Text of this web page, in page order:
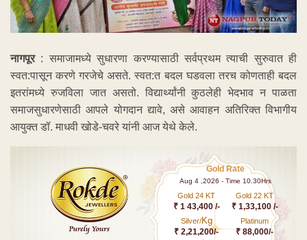
नागपूर : समाजामध्ये सुधारणा करण्यासाठी सर्वप्रथम त्याची सुरुवात ही
स्वत:पासून करणे गरजेचे असते. स्वत:त बदल घडवला तरच कोणताही बदल
इतरांमध्ये रुजविला जात असतो. विद्यार्थ्यांनी कुठलेही भेदभाव न पाळता
समाजसुधारणेसाठी आपले योगदान द्यावे, असे आवाहन अतिरिक्त विभागीय
आयुक्त डॉ. माधवी खोडे-चवरे यांनी आज येथे केले.
Gold Rate
Aug 4 ,2026 - Time 10.30Hrs
Gold 24 KT
₹ 1 43,400 /-
Gold 22 KT
₹ 1,33,100 /-
Silver/Kg
₹ 2,21,200/-
Platinum
₹ 88,000/-